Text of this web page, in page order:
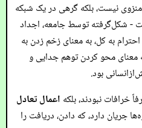
نیست، بلکه گرهی در یک شبکه
- شکل‌گرفته توسط جامعه، اجداد
به کل، به معنای زخم زدن به
معنای محو کردن توهم جدایی و
بود.
خرافات نبودند، بلکه اعمال تعادل
جریان دارد، که دادن، دریافت را